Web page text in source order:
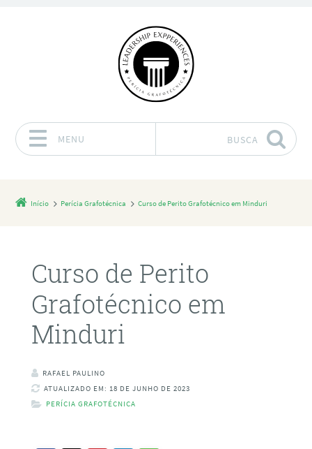
MENU BUSCA
Início Perícia Grafotécnica Curso de Perito Grafotécnico em Minduri
Curso de Perito
Grafotécnico em
Minduri
RAFAEL PAULINO
ATUALIZADO EM: 18 DE JUNHO DE 2023
PERÍCIA GRAFOTÉCNICA